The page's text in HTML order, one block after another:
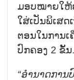
ມອບໝາຍໃຫ້
ໃສ່ເປັນພິເສ
ຕອນໃນການ
ປົກຄອງ 2 ຂັ້ນ.
“ອຳນາດກາ